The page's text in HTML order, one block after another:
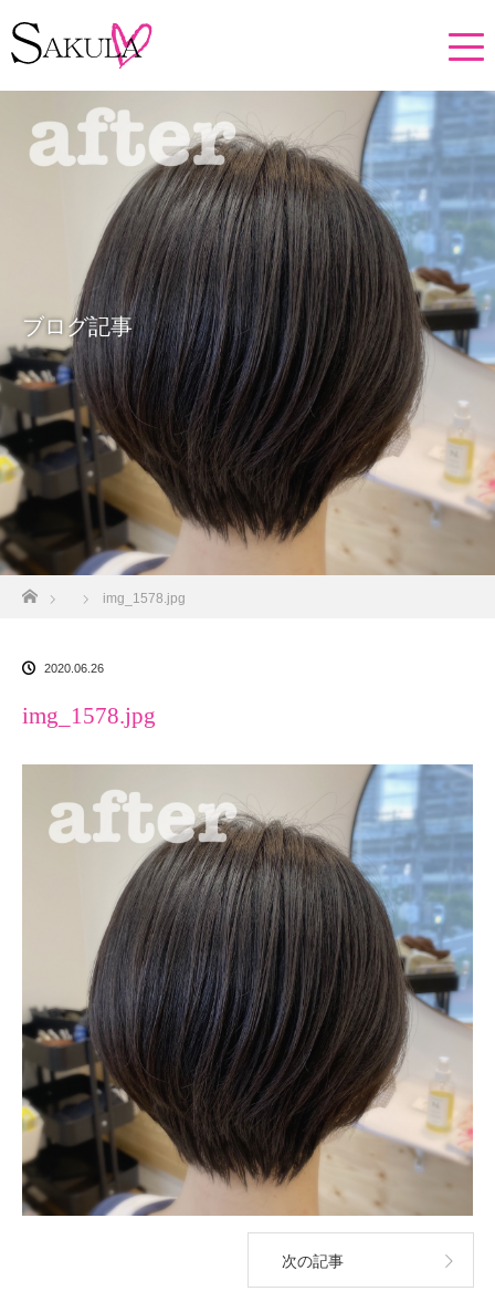
ブログ記事
img_1578.jpg
2020.06.26
img_1578.jpg
次の記事